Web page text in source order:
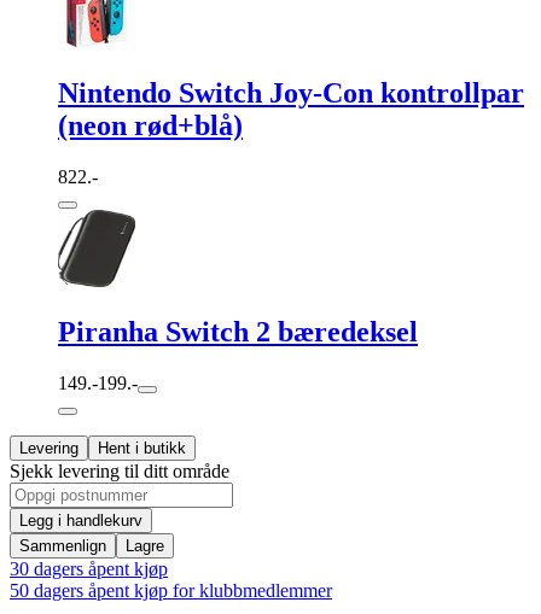
Nintendo Switch Joy-Con kontrollpar
(neon rød+blå)
822.-
Piranha Switch 2 bæredeksel
149.-199.-
Levering Hent i butikk
Sjekk levering til ditt område
Legg i handlekurv
Sammenlign
Lagre
30 dagers åpent kjøp
50 dagers åpent kjøp for klubbmedlemmer